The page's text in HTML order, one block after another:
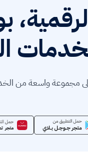
مجموعة واسعة من